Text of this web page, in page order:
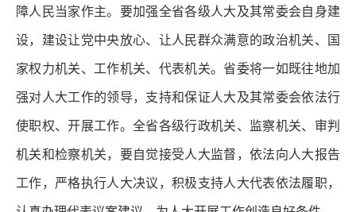
障人民当家作主。要加强全省各级人大及其常委会自身建
设，建设让党中央放心、让人民群众满意的政治机关、国
家权力机关、工作机关、代表机关。省委将一如既往地加
强对人大工作的领导，支持和保证人大及其常委会依法行
使职权、开展工作。全省各级行政机关、监察机关、审判
机关和检察机关，要自觉接受人大监督，依法向人大报告
工作，严格执行人大决议，积极支持人大代表依法履职，